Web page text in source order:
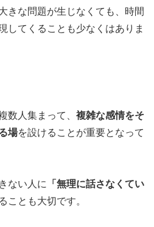
きな問題が生じなくても、時間
してくることも少なくはありま
数人集まって、 複雑な感情をそ
場を設けることが重要となって
ない人に
「無理に話さなくてい
ことも大切です。